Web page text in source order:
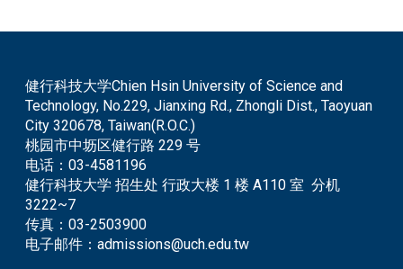
健行科技大学Chien Hsin University of Science and
Technology, No.229, Jianxing Rd., Zhongli Dist., Taoyuan
City 320678, Taiwan(R.O.C.)
桃园市中坜区健行路 229 号
电话：03-4581196
健行科技大学 招生处 行政大楼 1 楼 A110 室 分机
3222~7
传真：03-2503900
电子邮件：admissions@uch.edu.tw